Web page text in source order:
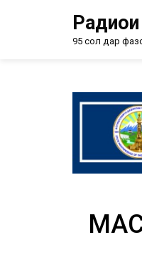
Радиои
95 сол дар